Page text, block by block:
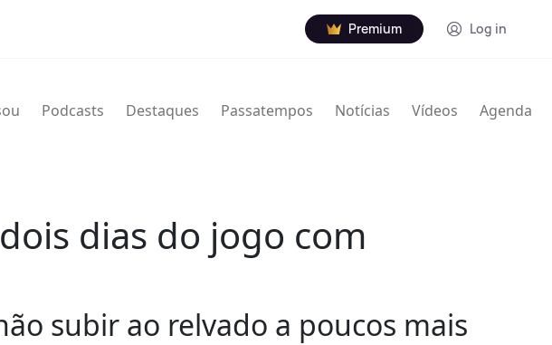
Premium Log in
Podcasts Destaques Passatempos Notícias Vídeos Agenda
dias do jogo com
subir ao relvado a poucos mais